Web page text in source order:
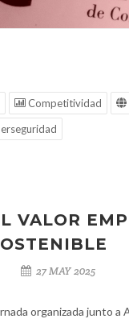
Competitividad
VALOR
27 MAY 2025
organizada junto